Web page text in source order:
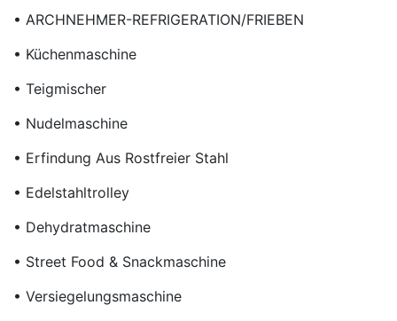
• ARCHNEHMER-REFRIGERATION/FRIEBEN
• Küchenmaschine
• Teigmischer
• Nudelmaschine
• Erfindung Aus Rostfreier Stahl
• Edelstahltrolley
• Dehydratmaschine
• Street Food & Snackmaschine
• Versiegelungsmaschine